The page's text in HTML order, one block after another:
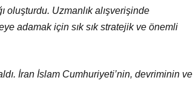
oluşturdu. Uzmanlık alışverişinde
adamak için sık sık stratejik ve önemli
İran İslam Cumhuriyeti’nin, devriminin ve